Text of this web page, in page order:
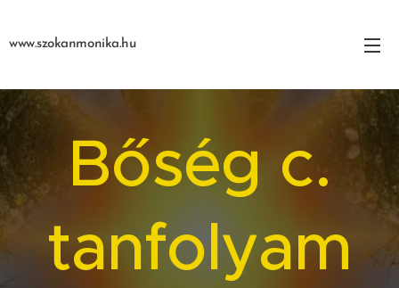
www.szokanmonika.hu
Bőség c.
tanfolyam